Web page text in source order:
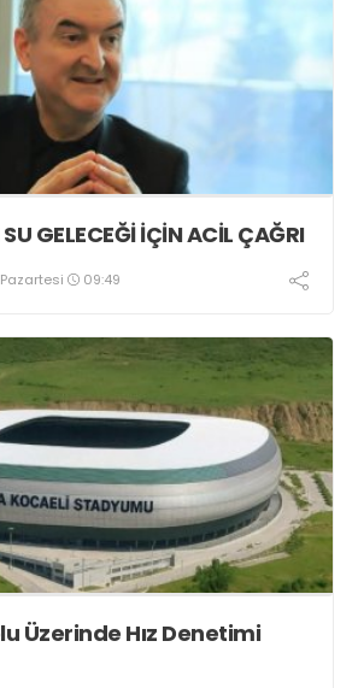
GELECEĞİ İÇİN ACİL ÇAĞRI
09:49
Üzerinde Hız Denetimi